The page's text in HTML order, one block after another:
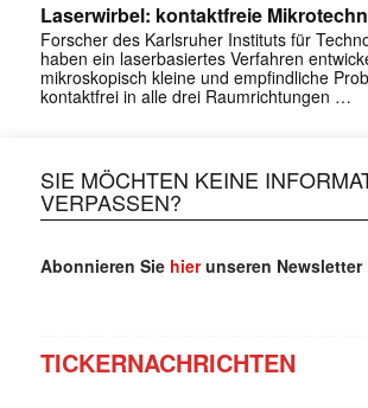
Laserwirbel: kontaktfreie
Forscher des Karlsruher Instituts für
haben ein laserbasiertes Verfahren
mikroskopisch kleine und empfindliche
kontaktfrei in alle drei Raumrichtungen …
SIE MÖCHTEN KEINE
VERPASSEN?
Abonnieren Sie hierunseren Newsletter
TICKERNACHRICHTEN